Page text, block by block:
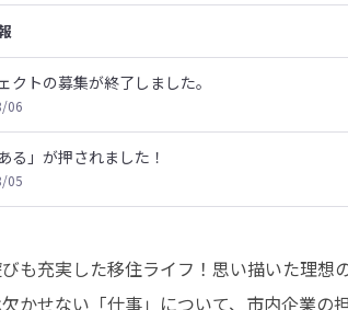
クトの募集が終了しました。
06
る」が押されました！
05
も充実した移住ライフ！思い描いた理想
かせない「仕事」について、市内企業の